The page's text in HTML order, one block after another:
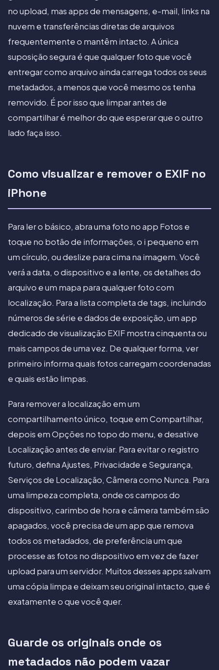
no upload, mas apps de mensagens, e-mail, links na
nuvem e transferências diretas de arquivos
frequentemente o mantêm intacto. A única
suposição segura é que qualquer foto que você
entregar como arquivo ainda carrega todos os seus
metadados, a menos que você mesmo os tenha
removido. É por isso que limpar antes de
compartilhar é melhor do que esperar que o outro
lado faça isso.
Como visualizar e remover o EXIF no
iPhone
Para ler o básico, abra uma foto no app Fotos e
toque no botão de informações, o i pequeno em
um círculo, ou deslize para cima na imagem. Você
verá a data, o dispositivo e a lente, os detalhes do
arquivo e um mapa para qualquer foto com
localização. Para a lista completa de tags, incluindo
números de série e dados de exposição, um app
dedicado de visualização EXIF mostra cinquenta ou
mais campos de uma vez. De qualquer forma, ver
primeiro informa quais fotos carregam coordenadas
e quais estão limpas.
Para remover a localização em um
compartilhamento único, toque em Compartilhar,
depois em Opções no topo do menu, e desative
Localização antes de enviar. Para evitar o registro
futuro, defina Ajustes, Privacidade e Segurança,
Serviços de Localização, Câmera como Nunca. Para
uma limpeza completa, onde os campos do
dispositivo, carimbo de hora e câmera também são
apagados, você precisa de um app que remova
todos os metadados, de preferência um que
processe as fotos no dispositivo em vez de fazer
upload para um servidor. Muitos desses apps salvam
uma cópia limpa e deixam seu original intacto, que é
exatamente o que você quer.
Guarde os originais onde os
metadados não podem vazar